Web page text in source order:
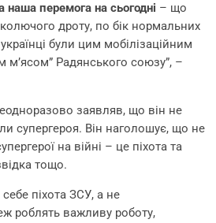
наша перемога на сьогодні – що
дроту, по бік нормальних
були цим мобілізаційним
м’ясом” Радянського союзу”, –
заявляв, що він не
супергероя. Він наголошує, що не
на війні – це піхота та
тощо.
піхота ЗСУ, а не
роблять важливу роботу,